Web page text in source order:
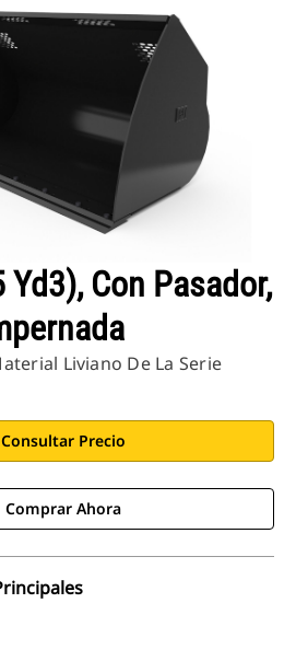
Yd3), Con Pasador,
Liviano De La Serie
Consultar Precio
Comprar Ahora